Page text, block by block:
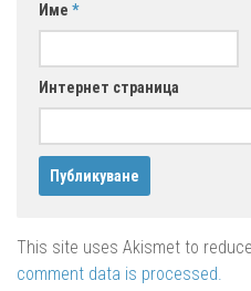
Име *
Интернет страница
This site uses Akismet to
comment data is processed.